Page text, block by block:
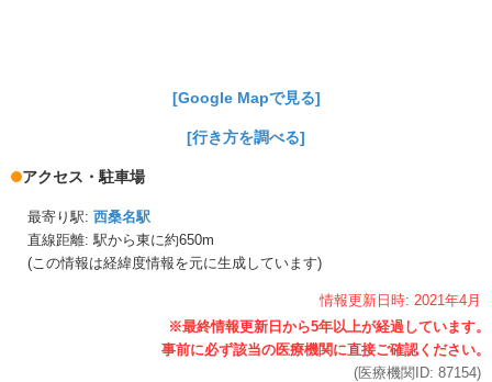
[Google Mapで見る]
[行き方を調べる]
アクセス・駐車場
最寄り駅: 西桑名駅
直線距離: 駅から東に約650m
(この情報は経緯度情報を元に生成しています)
情報更新日時: 2021年4月
(医療機関ID: 87154)